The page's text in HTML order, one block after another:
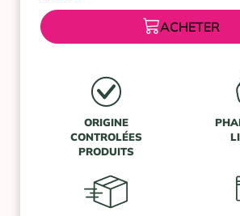
ACHETER
ORIGINE
CONTROLÉES
PRODUITS